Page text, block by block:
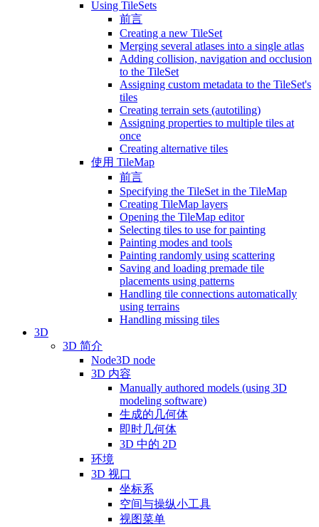
Using TileSets
前言
Creating a new TileSet
Merging several atlases into a single atlas
Adding collision, navigation and occlusion
to the TileSet
Assigning custom metadata to the TileSet's
tiles
Creating terrain sets (autotiling)
Assigning properties to multiple tiles at
once
Creating alternative tiles
使用 TileMap
前言
Specifying the TileSet in the TileMap
Creating TileMap layers
Opening the TileMap editor
Selecting tiles to use for painting
Painting modes and tools
Painting randomly using scattering
Saving and loading premade tile
placements using patterns
Handling tile connections automatically
using terrains
Handling missing tiles
3D
3D 简介
Node3D node
3D 内容
Manually authored models (using 3D
modeling software)
生成的几何体
即时几何体
3D 中的 2D
环境
3D 视口
坐标系
空间与操纵小工具
视图菜单